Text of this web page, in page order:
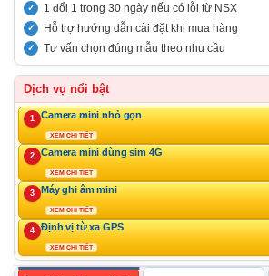
1 đổi 1 trong 30 ngày nếu có lỗi từ NSX
Hỗ trợ hướng dẫn cài đặt khi mua hàng
Tư vấn chọn đúng mẫu theo nhu cầu
Dịch vụ nổi bật
1 Camera mini nhỏ gọn
XEM CHI TIẾT
2 Camera mini dùng sim 4G
XEM CHI TIẾT
3 Máy ghi âm mini
XEM CHI TIẾT
4 Định vị từ xa GPS
XEM CHI TIẾT